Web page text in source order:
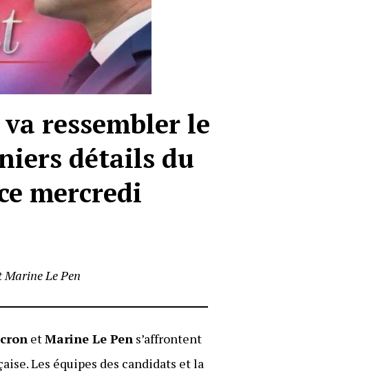
ressembler le
détails du
mercredi
Le Pen
etMarine Le Pen s’affrontent
Les équipes des candidats et la